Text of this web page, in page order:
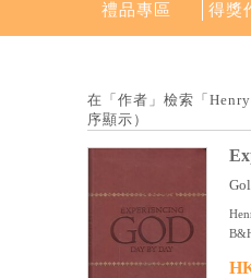
禮品專區 得獎
在「作者」檢索「
序顯示）